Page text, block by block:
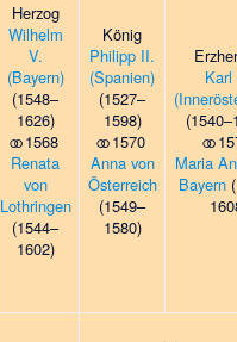
Herzog
Wilhelm
V.
(Bayern)
(1548–
1626)
⚭ 1568
Renata
von
Lothringen
(1544–
1602)
König
Philipp II.
(Spanien)
(1527–
1598)
⚭ 1570
Anna von
Österreich
(1549–
1580)
⚭
Maria
Bayern